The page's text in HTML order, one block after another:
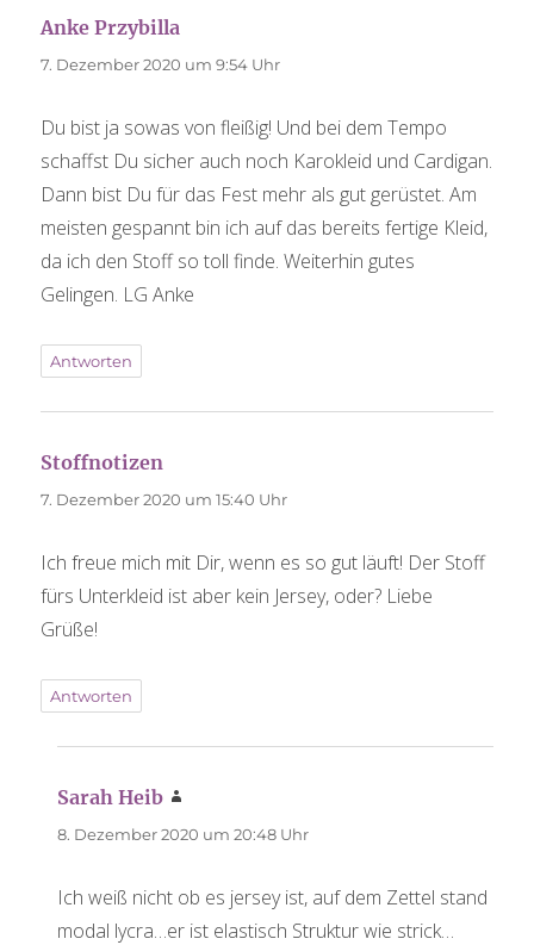
Anke Przybilla
7. Dezember 2020 um 9:54 Uhr
Du bist ja sowas von fleißig! Und bei dem Tempo
schaffst Du sicher auch noch Karokleid und Cardigan.
Dann bist Du für das Fest mehr als gut gerüstet. Am
meisten gespannt bin ich auf das bereits fertige Kleid,
da ich den Stoff so toll finde. Weiterhin gutes
Gelingen. LG Anke
Antworten
Stoffnotizen
7. Dezember 2020 um 15:40 Uhr
Ich freue mich mit Dir, wenn es so gut läuft! Der Stoff
fürs Unterkleid ist aber kein Jersey, oder? Liebe
Grüße!
Antworten
Sarah Heib
8. Dezember 2020 um 20:48 Uhr
Ich weiß nicht ob es jersey ist, auf dem Zettel stand
modal lycra…er ist elastisch Struktur wie strick…